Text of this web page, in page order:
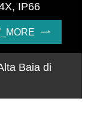
IP66

Baia di